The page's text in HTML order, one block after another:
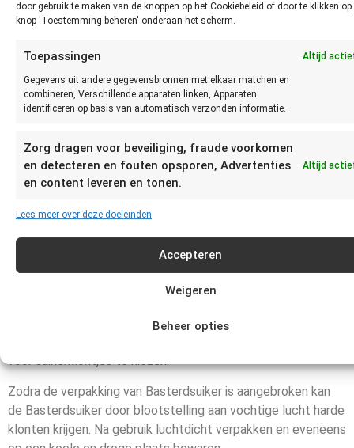
door gebruik te maken van de knoppen op het Cookiebeleid of door te klikken op
knop 'Toestemming beheren' onderaan het scherm.
Toepassingen Altijd
Gegevens uit andere gegevensbronnen met elkaar matchen en
combineren, Verschillende apparaten linken, Apparaten
identificeren op basis van automatisch verzonden informatie.
Zorg dragen voor beveiliging, fraude voorkomen
en detecteren en fouten opsporen, Advertenties
en content leveren en tonen.
Altijd
Lees meer over deze doeleinden
Accepteren
Weigeren
Beheer opties
vaststellen of Suiker niet meer
goed is?
door te zien, ruiken en proeven. Suiker kan eigenlijk niet
bederven.
Suiker, ongeopend of geopend, kan op een droge en koele
plaats in een luchtdichte verpakking onbeperkt bewaard
worden.
lucht wat verkleuren en klonterig worden. Daarom is het
voor suikerklontjes te kiezen.
Zodra de verpakking van Basterdsuiker is aangebroken kan
de Basterdsuiker door blootstelling aan vochtige lucht harde
klonten krijgen. Na gebruik luchtdicht verpakken en eveneens